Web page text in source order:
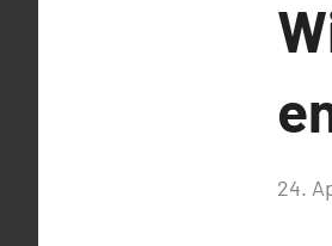
von
24.